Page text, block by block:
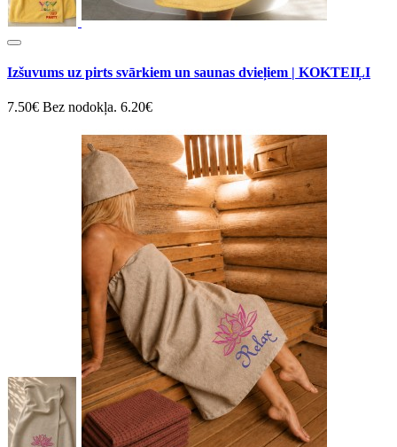
Izšuvums uz pirts svārkiem un saunas dvieļiem | KOKTEIĻI
7.50€ Bez nodokļa. 6.20€